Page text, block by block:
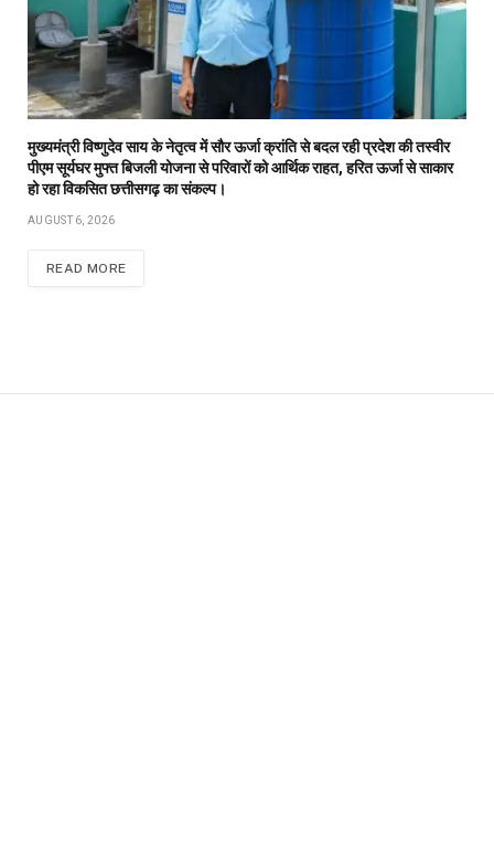
मुख्यमंत्री विष्णुदेव साय के नेतृत्व में सौर ऊर्जा क्रांति से बदल रही प्रदेश की तस्वीर
पीएम सूर्यघर मुफ्त बिजली योजना से परिवारों को आर्थिक राहत, हरित ऊर्जा से साकार
हो रहा विकसित छत्तीसगढ़ का संकल्प।
AUGUST 6, 2026
READ MORE